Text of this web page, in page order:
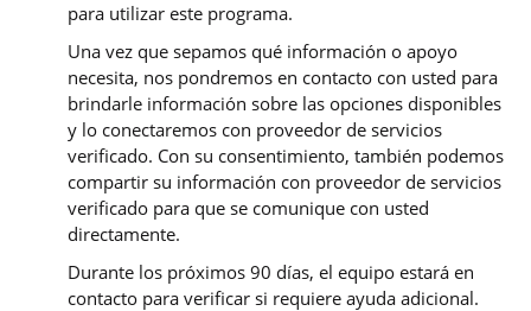
para utilizar este programa.
Una vez que sepamos qué información o apoyo
necesita, nos pondremos en contacto con usted para
brindarle información sobre las opciones disponibles
y lo conectaremos con proveedor de servicios
verificado. Con su consentimiento, también podemos
compartir su información con proveedor de servicios
verificado para que se comunique con usted
directamente.
Durante los próximos 90 días, el equipo estará en
contacto para verificar si requiere ayuda adicional.